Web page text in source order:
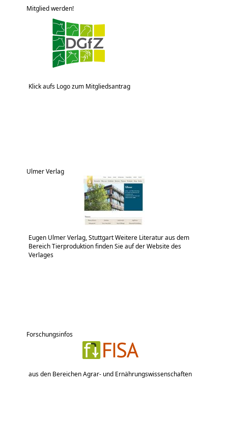
Mitglied werden!
Klick aufs Logo zum Mitgliedsantrag
Ulmer Verlag
Eugen Ulmer Verlag, Stuttgart Weitere Literatur aus dem
Bereich Tierproduktion finden Sie auf der Website des
Verlages
Forschungsinfos
aus den Bereichen Agrar- und Ernährungswissenschaften